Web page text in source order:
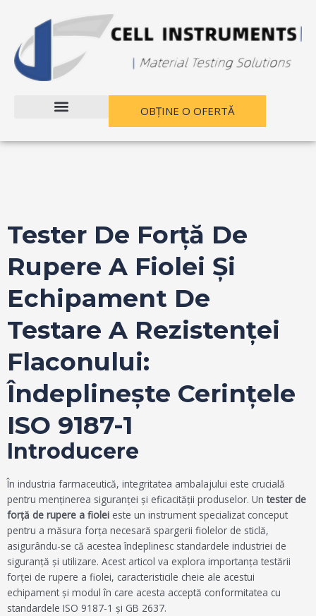
conținut
OBȚINE O OFERTĂ
Tester De Forță De
Rupere A Fiolei Și
Echipament De
Testare A Rezistenței
Flaconului:
Îndeplinește Cerințele
ISO 9187-1
Introducere
În industria farmaceutică, integritatea ambalajului este crucială
pentru menținerea siguranței și eficacității produselor. Untester de
forță de rupere a fiolei este un instrument specializat conceput
pentru a măsura forța necesară spargerii fiolelor de sticlă,
asigurându-se că acestea îndeplinesc standardele industriei de
siguranță și utilizare. Acest articol va explora importanța testării
forței de rupere a fiolei, caracteristicile cheie ale acestui
echipament și modul în care acesta acceptă conformitatea cu
standardele ISO 9187-1 și GB 2637.
navigare